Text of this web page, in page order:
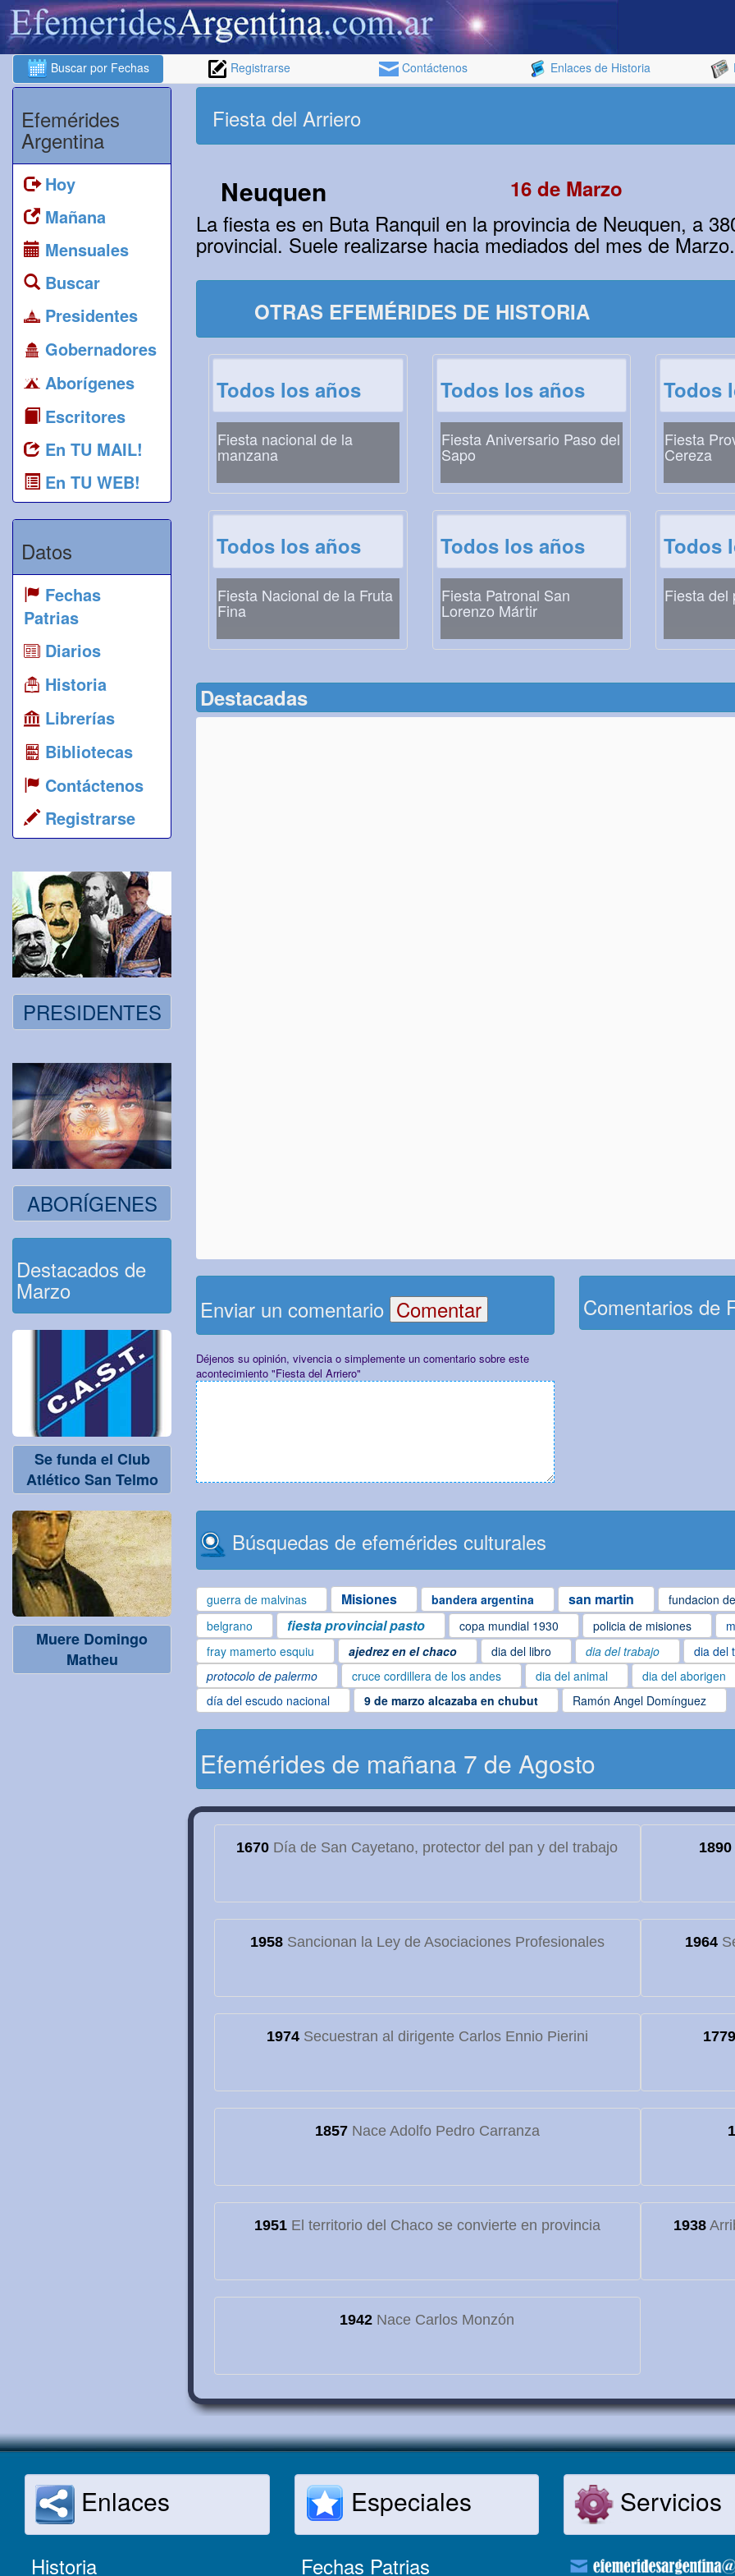
Buscar por Fechas Registrarse Contáctenos Enlaces de Historia
Efemérides
Argentina
Hoy
Mañana
Mensuales
Buscar
Presidentes
Gobernadores
Aborígenes
Escritores
En TU MAIL!
En TU WEB!
Datos
Fechas
Patrias
Diarios
Historia
Librerías
Bibliotecas
Contáctenos
Registrarse
PRESIDENTES
ABORÍGENES
Destacados de
Marzo
Se funda el Club
Atlético San Telmo
Muere Domingo
Matheu
Fiesta del Arriero
Neuquen 16 de Marzo
La fiesta es en Buta Ranquil en la provincia de Neuquen, a
provincial. Suele realizarse hacia mediados del mes de Marzo.
OTRAS EFEMÉRIDES DE HISTORIA
Todos los años
Fiesta nacional de la
manzana
Todos los años
Fiesta Aniversario Paso del
Sapo
Todos
Fiesta
Cereza
Todos los años
Fiesta Nacional de la Fruta
Fina
Todos los años
Fiesta Patronal San
Lorenzo Mártir
Todos
Fiesta del
Destacadas
Enviar un comentario
Déjenos su opinión, vivencia o simplemente un comentario sobre este
acontecimiento "Fiesta del Arriero"
Comentarios de
Búsquedas de efemérides culturales
guerra de malvinas Misiones bandera argentina san martin fundacion
belgrano
fiesta provincial pasto copa mundial 1930 policia de misiones
fray mamerto esquiu
ajedrez en el chaco dia del libro dia del trabajo dia del
protocolo de palermo
cruce cordillera de los andes dia del animal dia del aborigen
día del escudo nacional
9 de marzo alcazaba en chubut Ramón Angel Domínguez
Efemérides de mañana 7 de Agosto
1670 Día de San Cayetano, protector del pan y del trabajo 1890
1958Sancionan la Ley de Asociaciones Profesionales 1964
1974Secuestran al dirigente Carlos Ennio Pierini 1779
1857Nace Adolfo Pedro Carranza
1951El territorio del Chaco se convierte en provincia 1938
1942 Nace Carlos Monzón
Enlaces
Historia
Especiales
Fechas Patrias
Servicios